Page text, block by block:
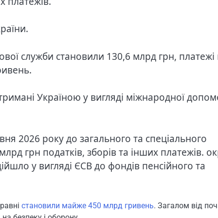
служби становили 130,6 млрд грн, платежі
Україною у вигляді міжнародної
2026 року до загального та спеціального
грн податків, зборів та інших платежів.
у вигляді ЄСВ до фондів пенсійного та
становили майже 450 млрд гривень. Загалом від